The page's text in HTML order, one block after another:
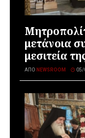
μετάνοια
μεσιτεία
ΑΠΌ NEWSROOM 05/